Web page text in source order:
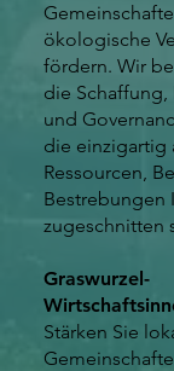
ökologische
fördern. Wir
die
und
die einzigartig
Ressourcen,
Bestrebungen
zugeschnitten
Graswurzel-
Stärken Sie